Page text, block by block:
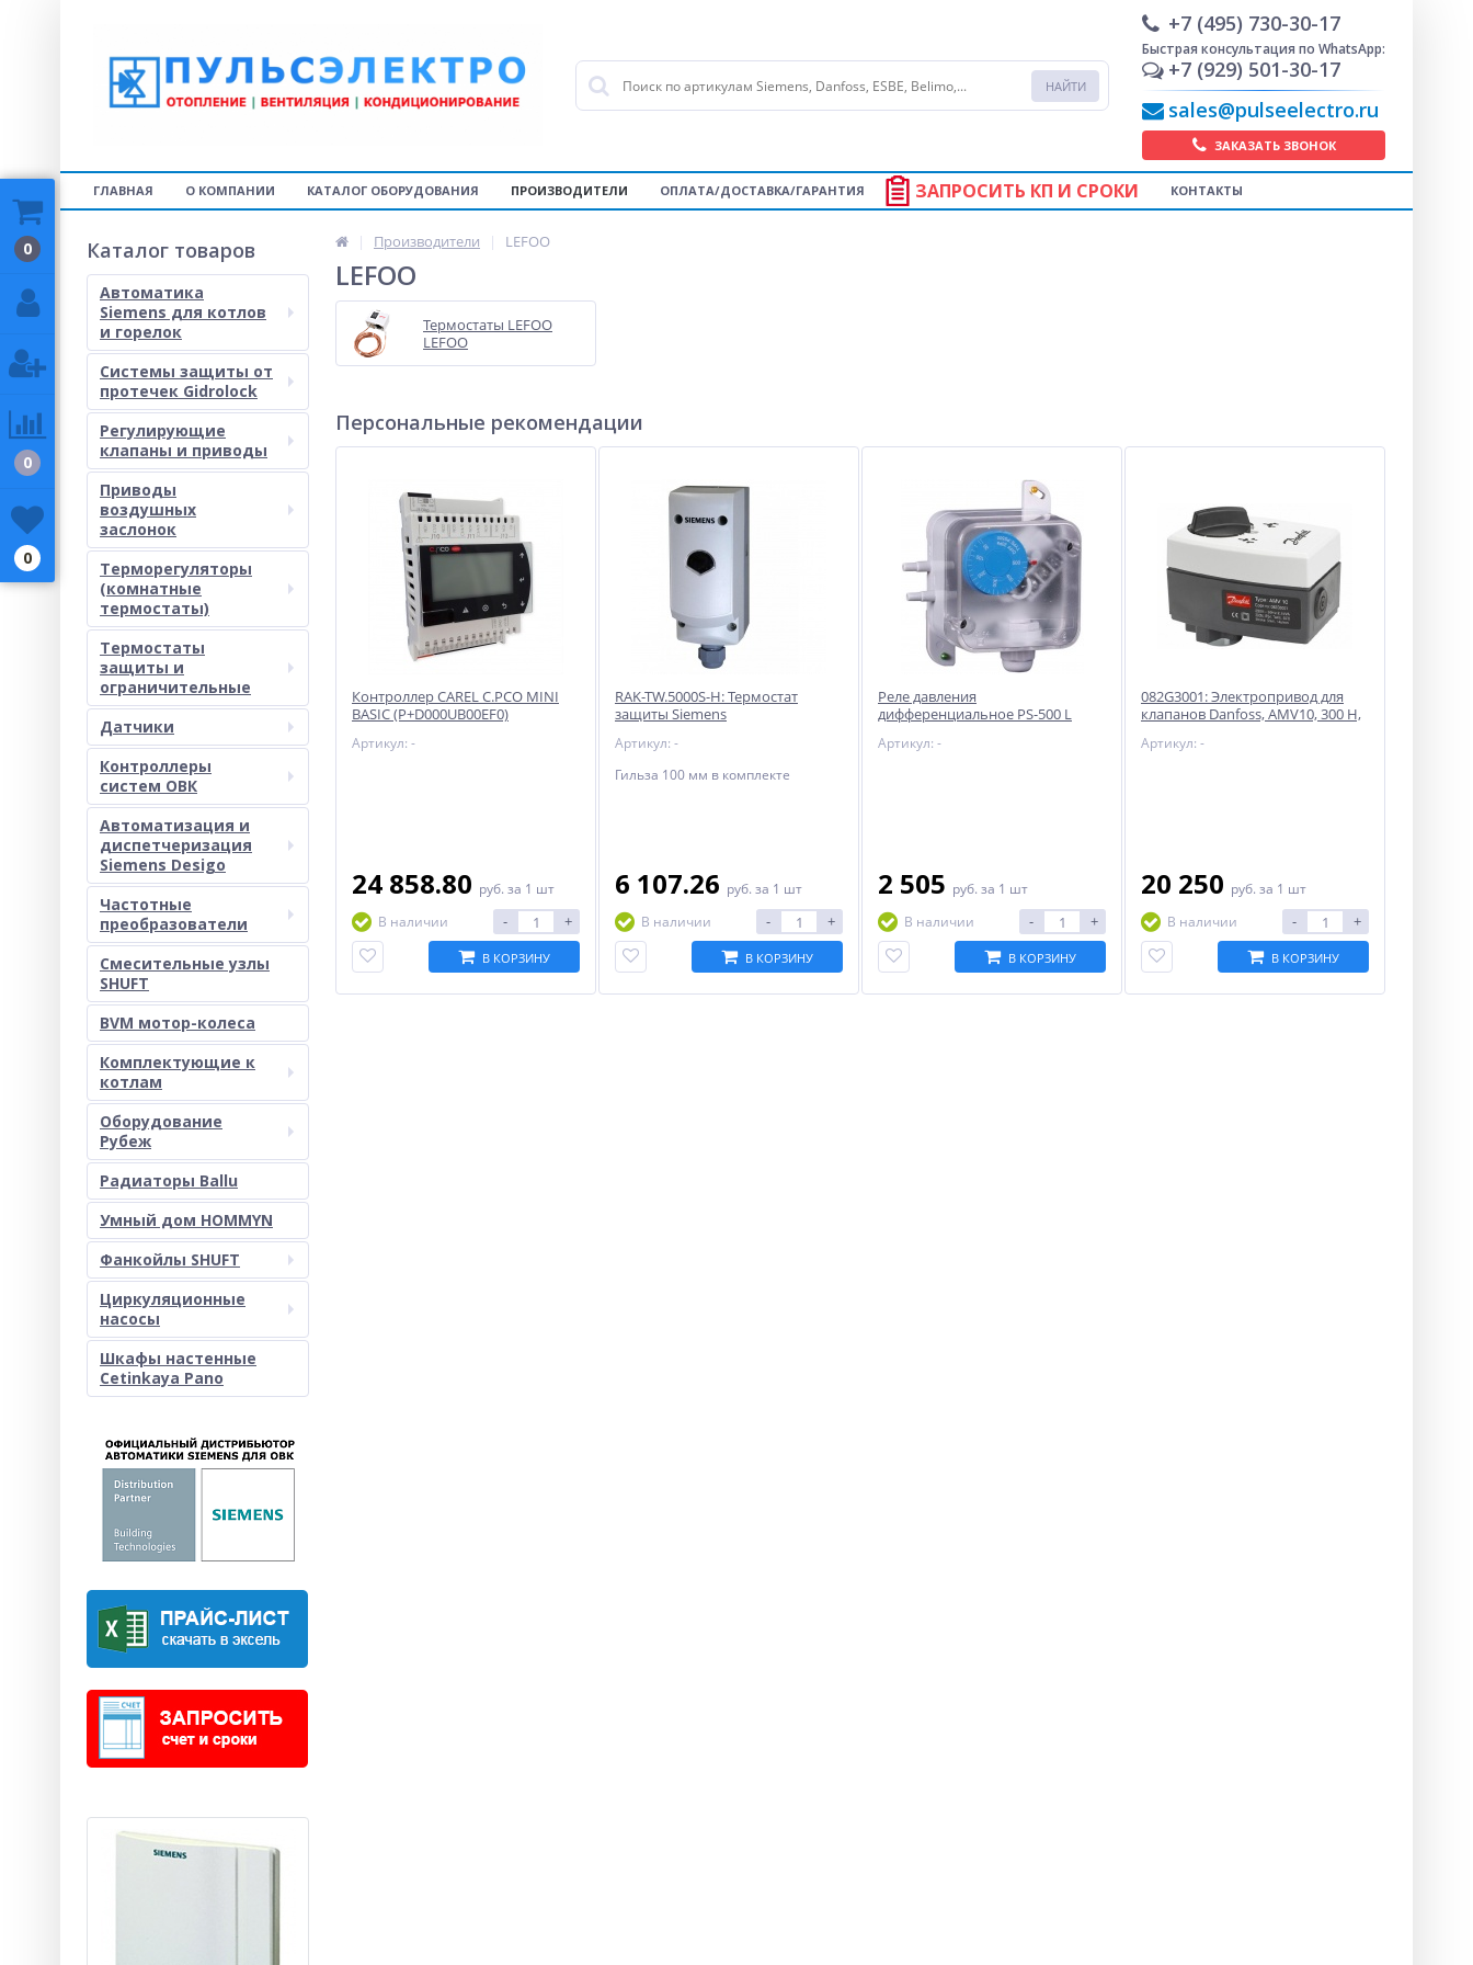
+7 (495) 730-30-17
Быстрая консультация по WhatsApp:
+7 (929) 501-30-17
sales@pulseelectro.ru
ЗАКАЗАТЬ ЗВОНОК
ГЛАВНАЯ О КОМПАНИИ КАТАЛОГ ОБОРУДОВАНИЯ ПРОИЗВОДИТЕЛИ ОПЛАТА/ДОСТАВКА/ГАРАНТИЯ ЗАПРОСИТЬ КП И СРОКИ КОНТАКТЫ
Каталог товаров
Автоматика
Siemens для котлов
и горелок
Системы защиты от
протечек Gidrolock
Регулирующие
клапаны и приводы
Приводы
воздушных
заслонок
Терморегуляторы
(комнатные
термостаты)
Термостаты
защиты и
ограничительные
Датчики
Контроллеры
систем ОВК
Автоматизация и
диспетчеризация
Siemens Desigo
Частотные
преобразователи
Смесительные узлы
SHUFT
BVM мотор-колеса
Комплектующие к
котлам
Оборудование
Рубеж
Радиаторы Ballu
Умный дом HOMMYN
Фанкойлы SHUFT
Циркуляционные
насосы
Шкафы настенные
Cetinkaya Pano
Производители LEFOO
LEFOO
Термостаты LEFOO
LEFOO
Персональные рекомендации
Контроллер CAREL C.PCO MINI
BASIC (P+D000UB00EF0)
Артикул: -
24 858.80 руб. за 1 шт
В наличии
- +
В КОРЗИНУ
RAK-TW.5000S-H: Термостат
защиты Siemens
Артикул: -
Гильза 100 мм в комплекте
6 107.26 руб. за 1 шт
В наличии
- +
В КОРЗИНУ
Реле давления
дифференциальное PS-500 L
Артикул: -
2 505 руб. за 1 шт
В наличии
- +
В КОРЗИНУ
082G3001: Электропривод для
клапанов Danfoss, AMV10, 300 Н,
Артикул: -
20 250 руб. за 1 шт
В наличии
- +
В КОРЗИНУ
0
0
0